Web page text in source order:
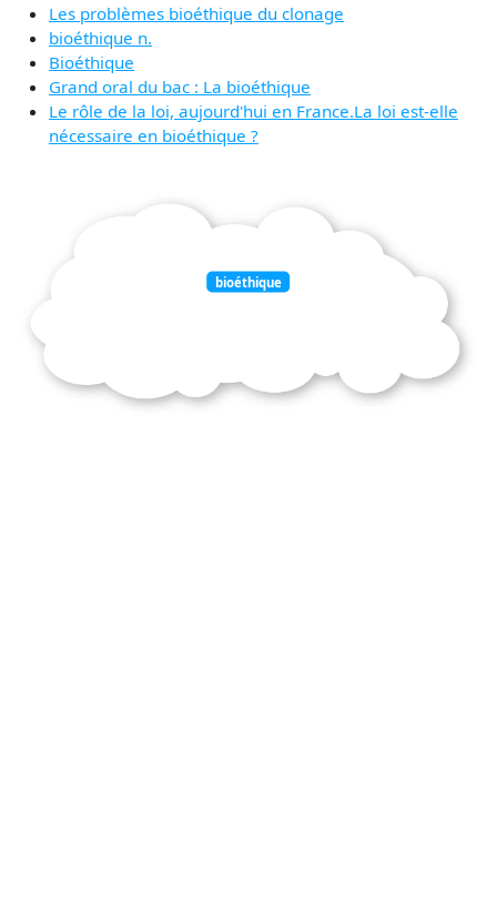
Les problèmes bioéthique du clonage
bioéthique n.
Bioéthique
Grand oral du bac : La bioéthique
Le rôle de la loi, aujourd'hui en France.La loi est-elle
nécessaire en bioéthique ?
bioéthique